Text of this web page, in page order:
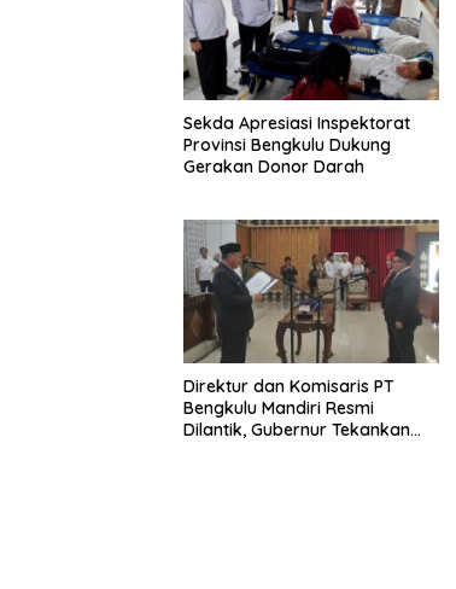
Sekda Apresiasi Inspektorat
Provinsi Bengkulu Dukung
Gerakan Donor Darah
Direktur dan Komisaris PT
Bengkulu Mandiri Resmi
Dilantik, Gubernur Tekankan